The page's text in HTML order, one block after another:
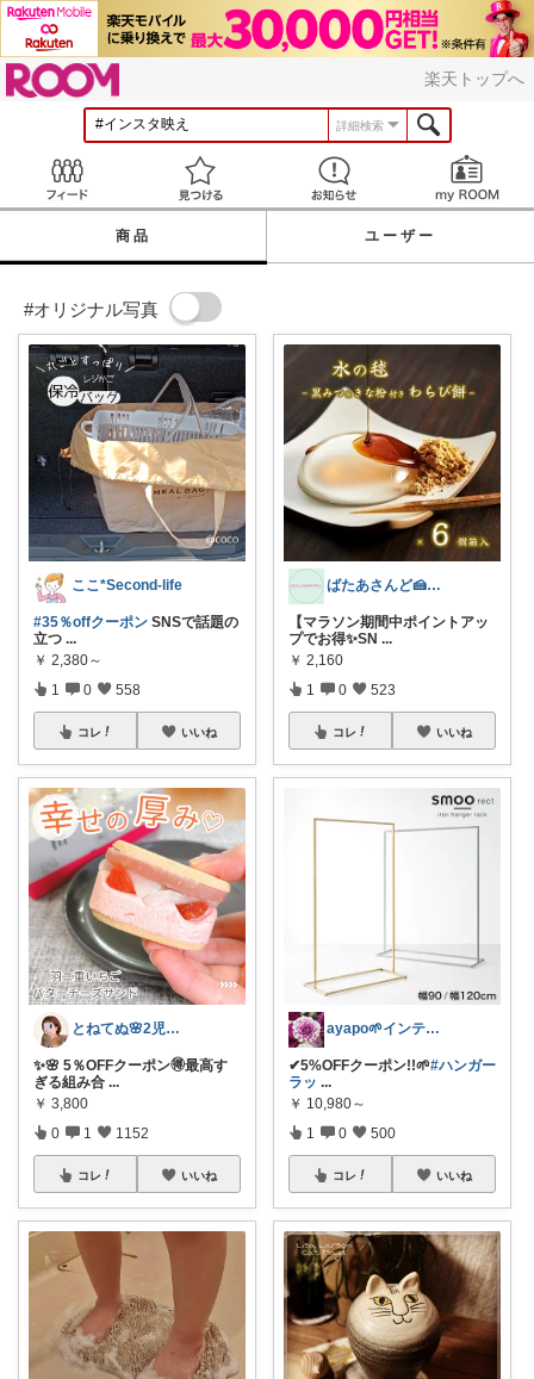
楽天トップへ
詳細検索
見つける お知らせ
商品 ユーザー
#オリジナル写真
ここ*Second-life
#35％offクーポン SNSで話題の
立つ ...
￥ 2,380～
1 0 558
コレ いいね
とねてぬ🌸2児ママ✿毎日をラク&快適に
✨🌸 5％OFFクーポン🉐最高す
ぎる組み合 ...
￥ 3,800
0 1 1152
コレ いいね
ばたあさんど🍰テンション爆上がりな生活
【マラソン期間中ポイントアッ
プでお得✨SN ...
￥ 2,160
1 0 523
コレ いいね
ayapo🌱インテリア&雑貨
✔︎5%OFFクーポン!!🌱#ハンガー
ラッ ...
￥ 10,980～
1 0 500
コレ いいね